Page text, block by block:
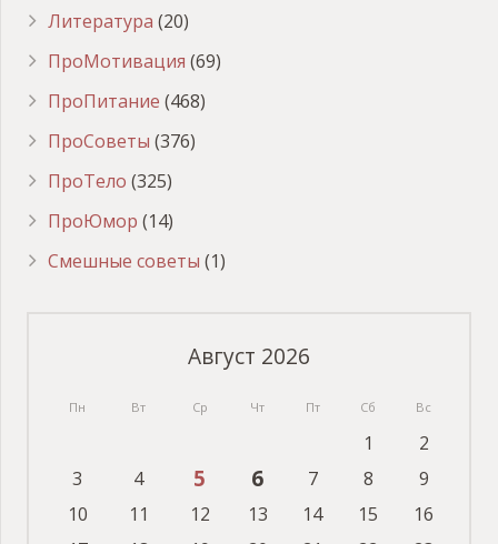
Литература (20)
ПроМотивация (69)
ПроПитание (468)
ПроСоветы (376)
ПроТело (325)
ПроЮмор (14)
Смешные советы (1)
Август 2026
Пн Вт Ср Чт Пт Сб Вс
1
2
3
4 5 6 7 8
9
10
11 12 13 14 15
16